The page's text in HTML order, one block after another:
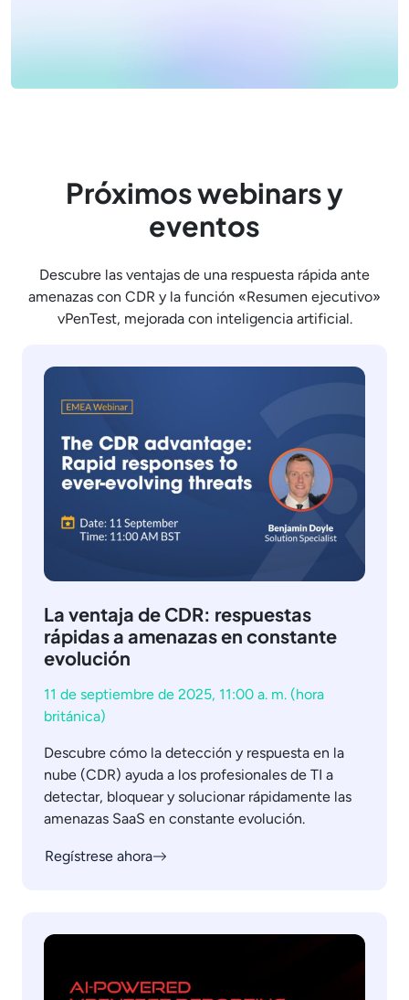
Próximos webinars y
eventos
Descubre las ventajas de una respuesta rápida ante
amenazas con CDR y la función «Resumen ejecutivo»
vPenTest, mejorada con inteligencia artificial.
La ventaja de CDR: respuestas
rápidas a amenazas en constante
evolución
11 de septiembre de 2025, 11:00 a. m. (hora
británica)
Descubre cómo la detección y respuesta en la
nube (CDR) ayuda a los profesionales de TI a
detectar, bloquear y solucionar rápidamente las
amenazas SaaS en constante evolución.
Regístrese ahora